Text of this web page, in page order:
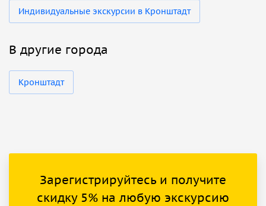
Индивидуальные экскурсии в Кронштадт
В другие города
Кронштадт
Зарегистрируйтесь и получите
скидку 5% на любую экскурсию